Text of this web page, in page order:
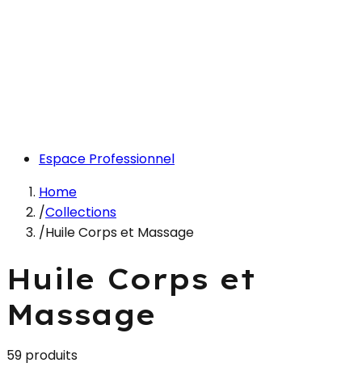
Espace Professionnel
Home
/Collections
/Huile Corps et Massage
Huile Corps et
Massage
59 produits